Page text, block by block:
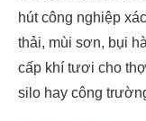
hút công nghiệp
thải, mùi sơn, bụi
cấp khí tươi cho
silo hay công